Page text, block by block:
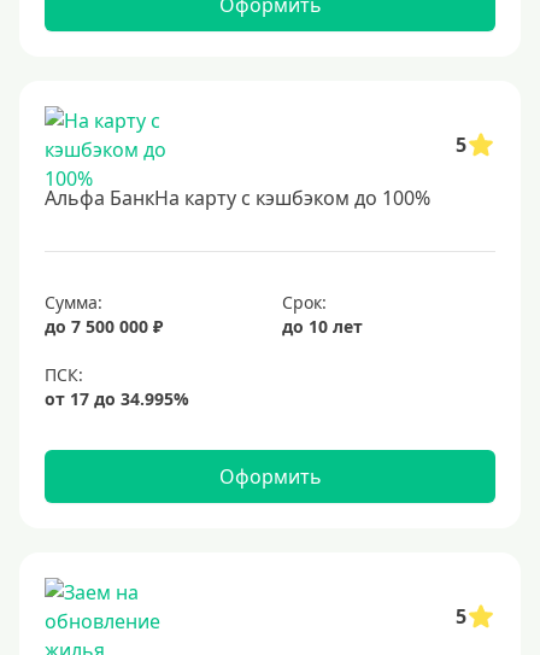
5
Альфа БанкНа карту с кэшбэком до 100%
Сумма:
до 7 500 000 ₽
Срок:
до 10 лет
Оформить
5